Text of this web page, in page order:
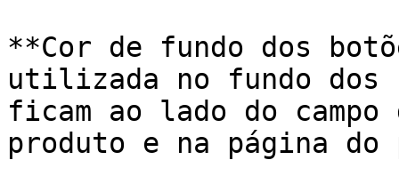
**Cor de fundo dos
utilizada no fundo dos
ficam ao lado do
produto e na página do